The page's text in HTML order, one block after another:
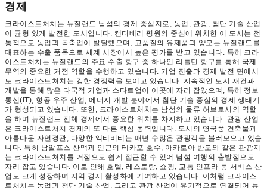
경제
크라이스트처치는 뉴질랜드 남섬의 경제 중심지로, 농업, 관광, 첨단 기술 산업
이 균형 있게 발전한 도시입니다. 캔터베리 평원의 중심에 위치한 이 도시는 전
통적으로 농업과 목축업이 발달했으며, 고품질의 유제품과 양모는 뉴질랜드를
대표하는 수출 품목으로 세계 시장에서 높은 평가를 받고 있습니다. 특히 크라
이스트처치는 뉴질랜드의 주요 수출 항구 중 하나인 리틀턴 항구를 통해 국제
무역의 중요한 거점 역할을 수행하고 있습니다. 기업 진출과 경제 발전 면에서
도 크라이스트처치는 강한 경쟁력을 보이고 있습니다. 지속적인 도시 재건과
개발을 통해 많은 다국적 기업과 스타트업이 이곳에 자리 잡았으며, 특히 정보
통신(IT), 항공 우주 산업, 에너지 개발 분야에서 첨단 기술 중심의 경제 생태계
가 형성되고 있습니다. 또한, 크라이스트처치는 남섬의 물류 허브로서의 역할
을 하며 뉴질랜드 전체 경제에서 중요한 위치를 차지하고 있습니다. 관광 산업
은 크라이스트처치 경제의 또 다른 핵심 동력입니다. 도시의 영국풍 건축물과
아름다운 자연경관, 다양한 액티비티는 매년 수많은 관광객을 불러모으고 있습
니다. 특히 남알프스 산맥과 인근의 테카포 호수, 아카로아 반도와 같은 관광지
는 크라이스트처치를 거점으로 쉽게 접근할 수 있어 남섬 여행의 출발점으로
자리 잡고 있습니다. 이로 인해 호텔, 레스토랑, 쇼핑, 교통 인프라 등 서비스 산
업도 크게 성장하며 지역 경제 활성화에 기여하고 있습니다. 이처럼 크라이스
트처치는 농업과 첨단 기술 산업, 그리고 관광 산업이 유기적으로 연결되어 뉴